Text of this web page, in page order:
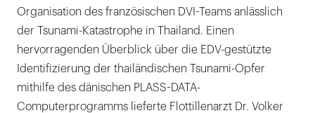
Organisation des französischen DVI-Teams anlässlich
der Tsunami-Katastrophe in Thailand. Einen
hervorragenden Überblick über die EDV-gestützte
Identifizierung der thailändischen Tsunami-Opfer
mithilfe des dänischen PLASS-DATA-
Computerprogramms lieferte Flottillenarzt Dr. Volker